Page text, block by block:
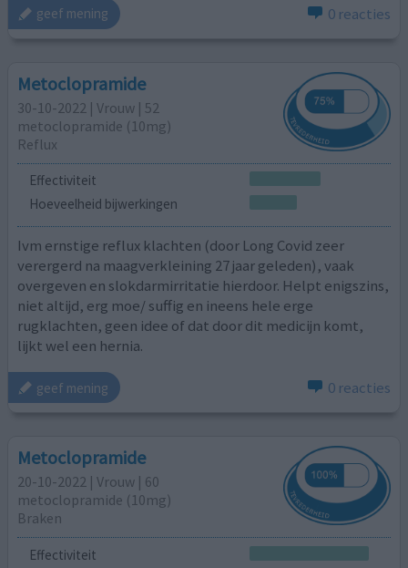
geef mening 0 reacties
Metoclopramide
30-10-2022 | Vrouw | 52
metoclopramide (10mg)
Reflux
Effectiviteit
Hoeveelheid bijwerkingen
Ivm ernstige reflux klachten (door Long Covid zeer
verergerd na maagverkleining 27 jaar geleden), vaak
overgeven en slokdarmirritatie hierdoor. Helpt enigszins,
niet altijd, erg moe/ suffig en ineens hele erge
rugklachten, geen idee of dat door dit medicijn komt,
lijkt wel een hernia.
geef mening 0 reacties
Metoclopramide
20-10-2022 | Vrouw | 60
metoclopramide (10mg)
Braken
Effectiviteit